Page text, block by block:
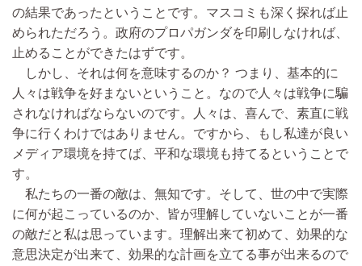
の結果であったということです。マスコミも深く探れば止
められただろう。政府のプロパガンダを印刷しなければ、
止めることができたはずです。
しかし、それは何を意味するのか？ つまり、基本的に
人々は戦争を好まないということ。なので人々は戦争に騙
されなければならないのです。人々は、喜んで、素直に戦
争に行くわけではありません。ですから、もし私達が良い
メディア環境を持てば、平和な環境も持てるということで
す。
私たちの一番の敵は、無知です。そして、世の中で実際
に何が起こっているのか、皆が理解していないことが一番
の敵だと私は思っています。理解出来て初めて、効果的な
意思決定が出来て、効果的な計画を立てる事が出来るので